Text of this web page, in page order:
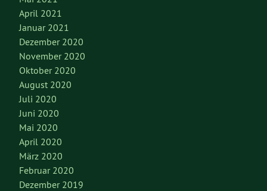
April 2021
Januar 2021
Dezember 2020
November 2020
Oktober 2020
August 2020
Juli 2020
Juni 2020
Mai 2020
April 2020
März 2020
Februar 2020
Dezember 2019